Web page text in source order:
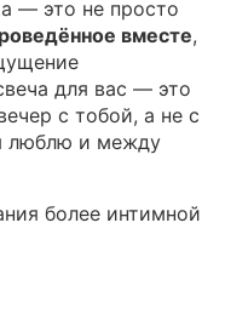
— это не просто
вместе,
для вас — это
с тобой, а не с
люблю и между
более интимной